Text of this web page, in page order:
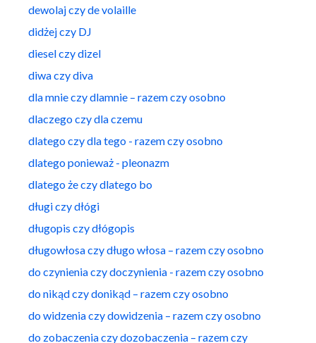
dewolaj czy de volaille
didżej czy DJ
diesel czy dizel
diwa czy diva
dla mnie czy dlamnie – razem czy osobno
dlaczego czy dla czemu
dlatego czy dla tego - razem czy osobno
dlatego ponieważ - pleonazm
dlatego że czy dlatego bo
długi czy dłógi
długopis czy dłógopis
długowłosa czy długo włosa – razem czy osobno
do czynienia czy doczynienia - razem czy osobno
do nikąd czy donikąd – razem czy osobno
do widzenia czy dowidzenia – razem czy osobno
do zobaczenia czy dozobaczenia – razem czy